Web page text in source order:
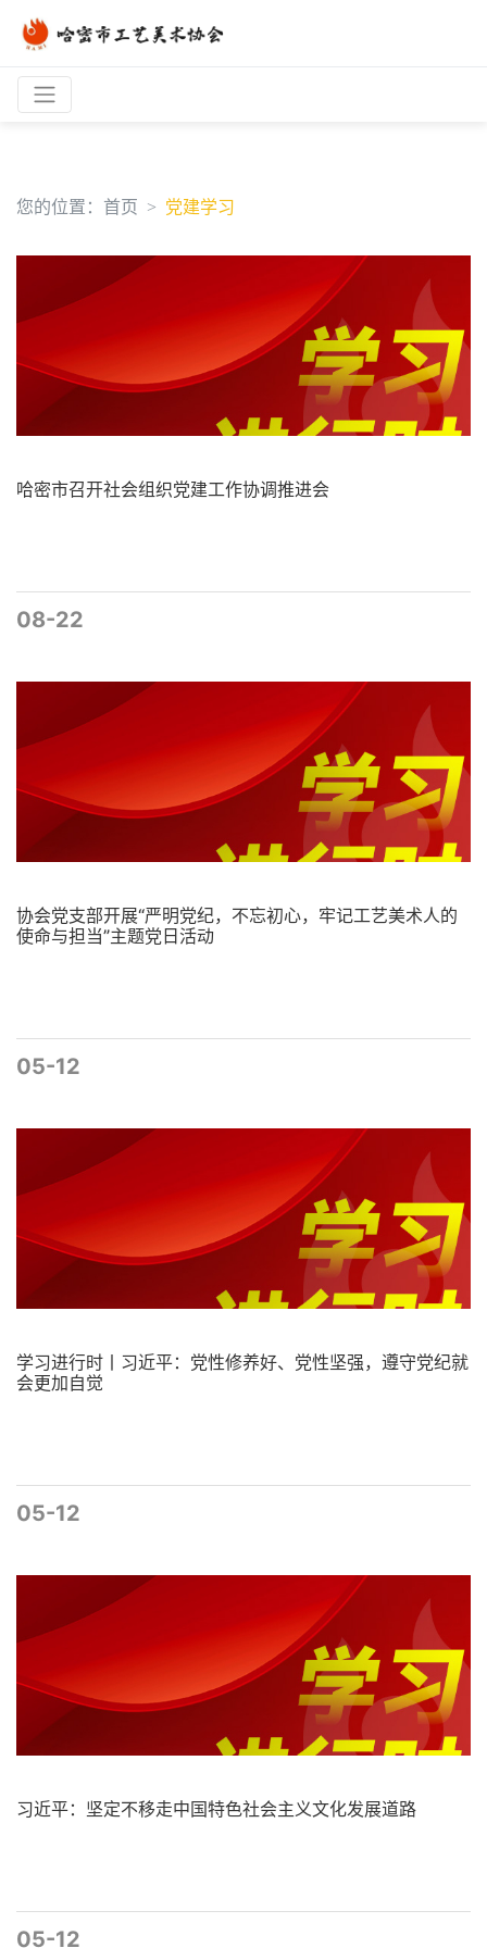
您的位置： 首页 党建学习
哈密市召开社会组织党建工作协调推进会
08-22
协会党支部开展“严明党纪，不忘初心，牢记工艺美术人的
使命与担当”主题党日活动
05-12
学习进行时丨习近平：党性修养好、党性坚强，遵守党纪就
会更加自觉
05-12
习近平：坚定不移走中国特色社会主义文化发展道路
05-12